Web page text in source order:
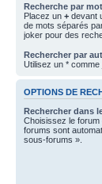
Recherche par
Placez un + devant
de mots séparés
joker pour des
Rechercher par
Utilisez un *
OPTIONS DE
Rechercher dans
Choisissez le
forums sont
sous-forums ».